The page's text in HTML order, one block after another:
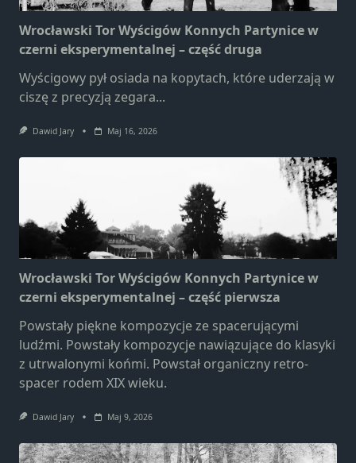
Wrocławski Tor Wyścigów Konnych Partynice w
czerni eksperymentalnej – część druga
Wyścigowy pył osiada na kopytach, które uderzają w
ciszę z precyzją zegara...
Dawid Jary Maj 16, 2026
Wrocławski Tor Wyścigów Konnych Partynice w
czerni eksperymentalnej – część pierwsza
Powstały piękne kompozycje ze spacerującymi
ludźmi. Powstały kompozycje nawiązujące do klasyki
z utrwalonymi końmi. Powstał organiczny retro-
spacer rodem XIX wieku.
Dawid Jary Maj 9, 2026